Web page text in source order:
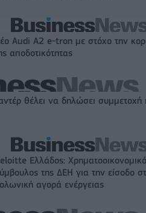
Audi A2 e-tron με στόχο την
αποδοτικότητας
θέλει να δηλώσει συμμετοχή
Ελλάδος:
της ΔΕΗ για την είσοδο
αγορά ενέργειας